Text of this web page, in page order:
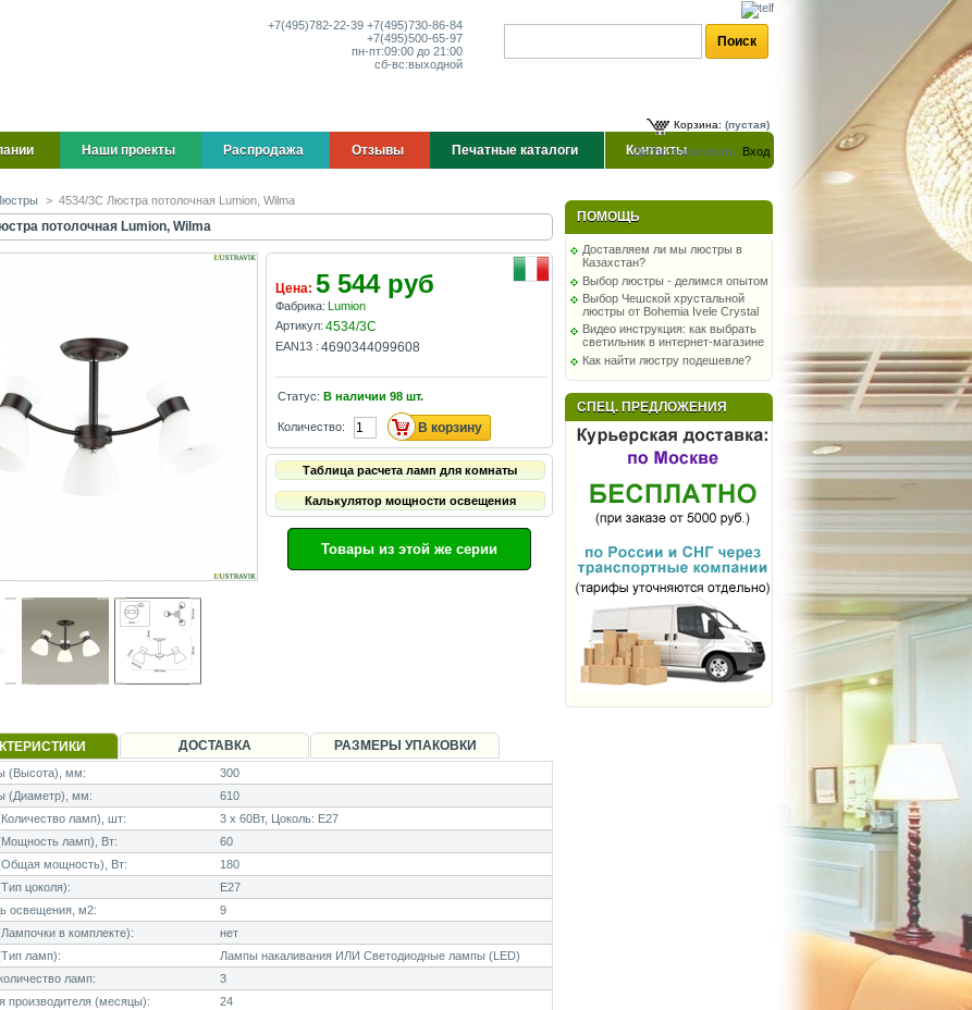
+7(495)782-22-39 +7(495)730-86-84
+7(495)500-65-97
пн-пт:09:00 до 21:00
сб-вс:выходной
Корзина: (пустая)
Добро пожаловать, Вход
Наши проекты Распродажа Отзывы Печатные каталоги Контакты
> 4534/3C Люстра потолочная Lumion, Wilma
потолочная Lumion, Wilma
Цена: 5 544 руб
Фабрика: Lumion
Артикул: 4534/3C
EAN13 : 4690344099608
Статус: В наличии 98 шт.
Количество:
Таблица расчета ламп для комнаты
Калькулятор мощности освещения
Товары из этой же серии
ДОСТАВКА РАЗМЕРЫ УПАКОВКИ
(Высота), мм:
300
(Диаметр), мм:
610
ламп), шт:
3 x 60Вт, Цоколь: E27
ламп), Вт:
60
мощность), Вт:
180
цоколя):
E27
освещения, м2:
9
в комплекте):
нет
ламп):
Лампы накаливания ИЛИ Светодиодные лампы (LED)
ламп:
3
производителя (месяцы):
24
ПОМОЩЬ
Доставляем ли мы люстры в
Казахстан?
Выбор люстры - делимся опытом
Выбор Чешской хрустальной
люстры от Bohemia Ivele Crystal
Видео инструкция: как выбрать
светильник в интернет-магазине
Как найти люстру подешевле?
СПЕЦ. ПРЕДЛОЖЕНИЯ